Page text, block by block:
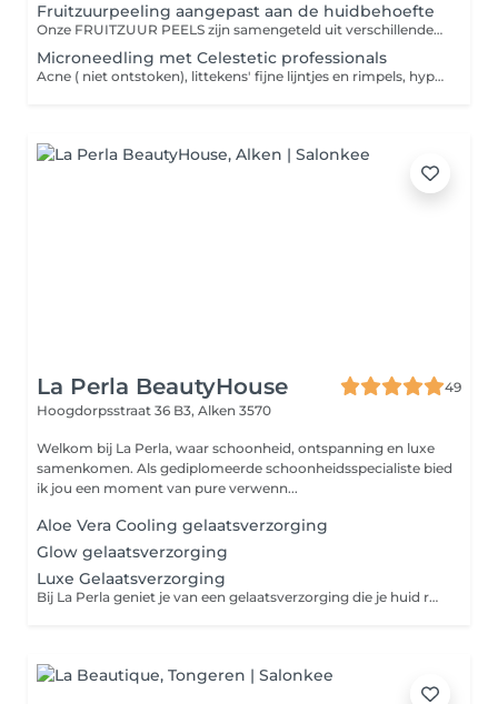
Fruitzuurpeeling aangepast aan de huidbehoefte
Onze FRUITZUUR PEELS zijn samengeteld uit verschillende soorten zuren om alle huidindicaties op een efficiënte manier te behandelen. Resultaten: + gladdere huidstructuur, stralende tient +verwijdert onzuiverheden (puistjes, mee-eters, commedonen), het verstrakt en reinigt ook de porien +verwijderd onregelmatigheden, pigmentvlekken, littekens +helpt bij het regenereren van de opperhuiden het herstellen van de huid van de barrière(couperose en roodheid)+bestrijdt de tekenen van veroudering( rimpels, fijne lijntjes, vlekken, verlies van stevigheid).
Microneedling met Celestetic professionals
Acne ( niet ontstoken), littekens' fijne lijntjes en rimpels, hyperpigmentatie, grove poriën en ruwe huidtextuur. Inbegrepen : reiniging, microdermabrasie, microneedling met aangepaste serum van Celestetic, dag creme/ zonnecrème bescherming.
La Perla BeautyHouse
49
Hoogdorpsstraat 36 B3, Alken 3570
Welkom bij La Perla, waar schoonheid, ontspanning en luxe
samenkomen. Als gediplomeerde schoonheidsspecialiste bied
ik jou een moment van pure verwenn...
Aloe Vera Cooling gelaatsverzorging
Glow gelaatsverzorging
Luxe Gelaatsverzorging
Bij La Perla geniet je van een gelaatsverzorging die je huid reinigt, verzorgt en laat stralen. Ik stem de behandeling af op jouw huidtype en wensen, zodat je huid niet alleen mooi oogt, maar ook gezond en gevoed aanvoelt. Een moment van ontspanning en verwennerij dat je huid laat stralen van binnenuit.